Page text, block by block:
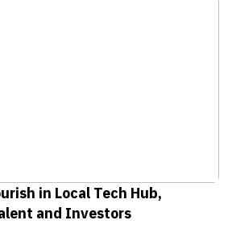
in Local Tech Hub,
and Investors